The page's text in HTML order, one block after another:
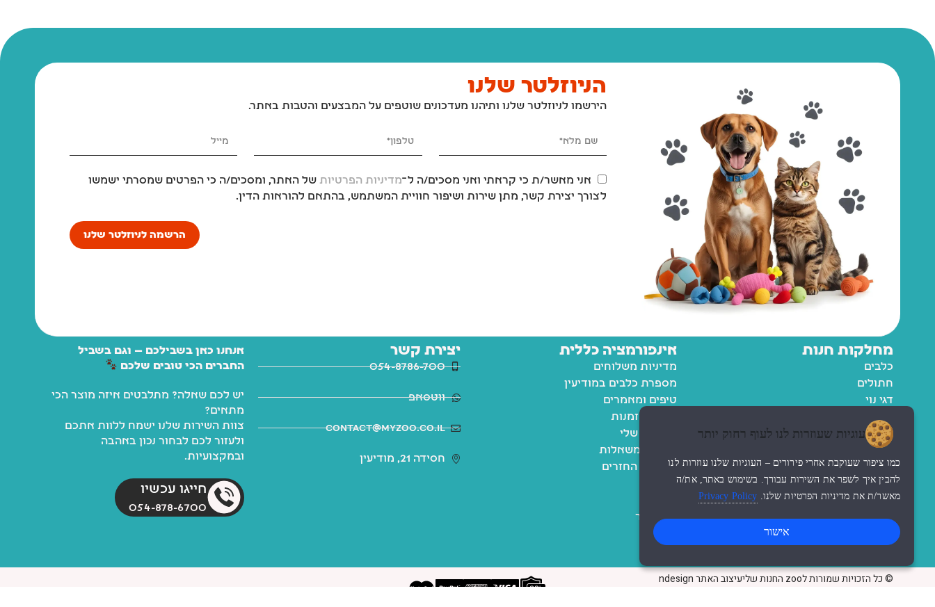
הניוזלטר שלנו
הירשמו לניוזלטר שלנו ותיהנו מעדכונים שוטפים על המבצעים והטבות באתר.
אני מאשר/ת כי קראתי ואני מסכים/ה ל־מדיניות הפרטיות של האתר, ומסכים/ה כי הפרטים שמסרתי ישמשו
לצורך יצירת קשר, מתן שירות ושיפור חוויית המשתמש, בהתאם להוראות הדין.
הרשמה לניוזלטר שלנו
מחלקות חנות
כלבים
חתולים
דגי נוי
מכרסמים
אינפורמציה כללית
מדיניות משלוחים
מספרת כלבים במודיעין
טיפים ומאמרים
מעקב הזמנות
החשבון שלי
רשימת משאלות
מדיניות החזרים
צור קשר
יצירת קשר
054-8786-700
ווטסאפ
contact@myzoo.co.il
חסידה 21, מודיעין
אנחנו כאן בשבילכם — וגם בשביל
החברים הכי טובים שלכם
יש לכם שאלה? מתלבטים איזה מוצר הכי
מתאים?
צוות השירות שלנו ישמח ללוות אתכם
ולעזור לכם לבחור נכון באהבה
ובמקצועיות.
חייגו עכשיו
054-878-6700
© כל הזכויות שמורות לzoo החנות שלי עיצוב האתר ndesign
עוגיות שעוזרות לנו לעוף רחוק יותר
כמו ציפור שעוקבת אחרי פירורים – העוגיות שלנו עוזרות לנו
להבין איך לשפר את השירות עבורך. בשימוש באתר, את/ה
מאשר/ת את מדיניות הפרטיות שלנו. Privacy Policy
אישור